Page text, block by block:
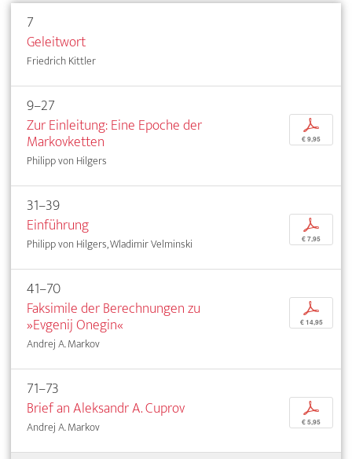
7
Geleitwort
Friedrich Kittler
9–27
Zur Einleitung: Eine Epoche der
Markovketten
Philipp von Hilgers
p
€ 9,95
31–39
Einführung
Philipp von Hilgers, Wladimir Velminski
p
€ 7,95
41–70
Faksimile der Berechnungen zu
»Evgenij Onegin«
Andrej A. Markov
p
€ 14,95
71–73
Brief an Aleksandr A. Cuprov
Andrej A. Markov
p
€ 5,95